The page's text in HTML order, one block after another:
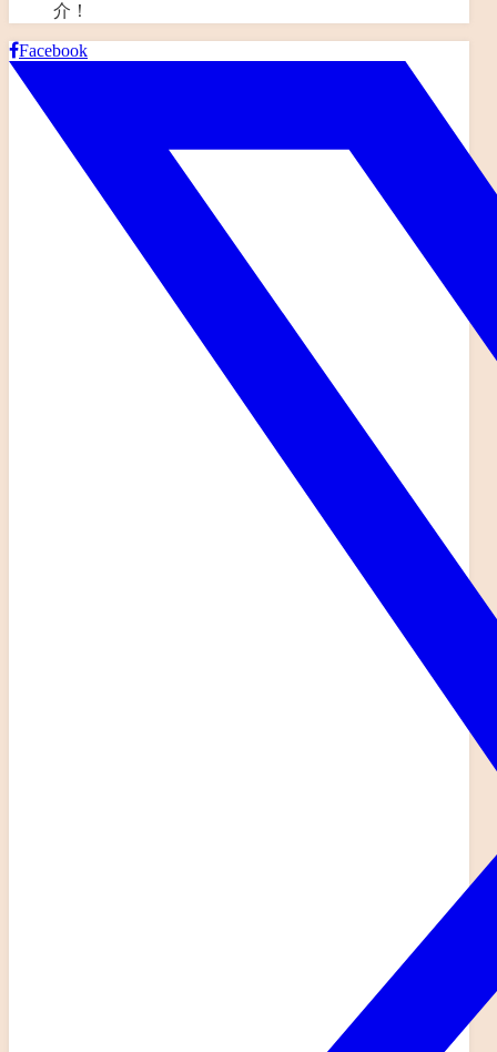
介！
Facebook